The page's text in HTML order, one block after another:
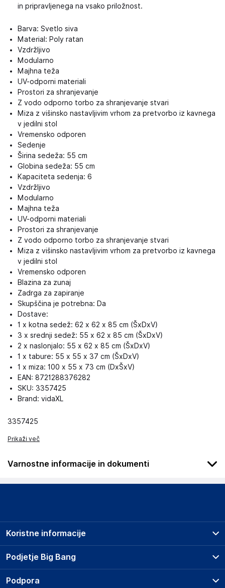
in pripravljenega na vsako priložnost.
Barva: Svetlo siva
Material: Poly ratan
Vzdržljivo
Modularno
Majhna teža
UV-odporni materiali
Prostori za shranjevanje
Z vodo odporno torbo za shranjevanje stvari
Miza z višinsko nastavljivim vrhom za pretvorbo iz kavnega
v jedilni stol
Vremensko odporen
Sedenje
Širina sedeža: 55 cm
Globina sedeža: 55 cm
Kapaciteta sedenja: 6
Vzdržljivo
Modularno
Majhna teža
UV-odporni materiali
Prostori za shranjevanje
Z vodo odporno torbo za shranjevanje stvari
Miza z višinsko nastavljivim vrhom za pretvorbo iz kavnega
v jedilni stol
Vremensko odporen
Blazina za zunaj
Zadrga za zapiranje
Skupščina je potrebna: Da
Dostave:
1 x kotna sedež: 62 x 62 x 85 cm (ŠxDxV)
3 x srednji sedež: 55 x 62 x 85 cm (ŠxDxV)
2 x naslonjalo: 55 x 62 x 85 cm (ŠxDxV)
1 x tabure: 55 x 55 x 37 cm (ŠxDxV)
1 x miza: 100 x 55 x 73 cm (DxŠxV)
EAN: 8721288376282
SKU: 3357425
Brand: vidaXL
3357425
Prikaži več
Varnostne informacije in dokumenti
Podatki o proizvajalcu
vidaXL
The Netherlands
Podjetje Big Bang
O podjetju
Koristne informacije
Prodajna mesta
Storitve
Podpora